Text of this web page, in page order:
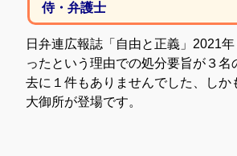
侍・弁護士
日弁連広報誌「自由と正義」2021
ったという理由での処分要旨が３
去に１件もありませんでした、し
大御所が登場です。